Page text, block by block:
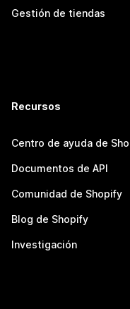
Gestión de tiendas
Recursos
Centro de ayuda de
Documentos de API
Comunidad de Shopify
Blog de Shopify
Investigación